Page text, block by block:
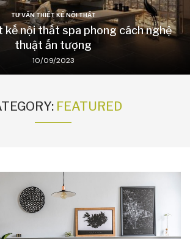
TƯ VẤN THIẾT KẾ NỘI THẤT
kế nội thất spa phong cách nghệ
thuật ấn tượng
10/09/2023
FEATURED